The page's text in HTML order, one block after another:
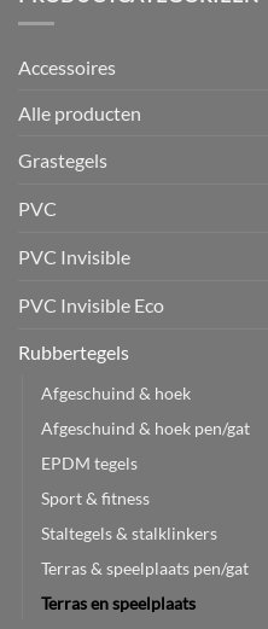
Accessoires
Alle producten
Grastegels
PVC
PVC Invisible
PVC Invisible Eco
Rubbertegels
Afgeschuind & hoek
Afgeschuind & hoek pen/gat
EPDM tegels
Sport & fitness
Staltegels & stalklinkers
Terras & speelplaats pen/gat
Terras en speelplaats